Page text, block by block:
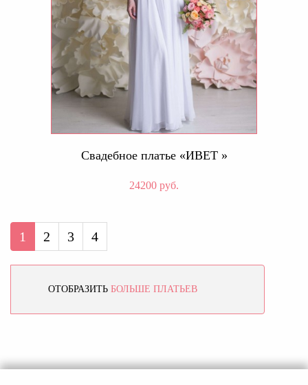
Свадебное платье «ИВЕТ »
24200 руб.
1 2 3 4
ОТОБРАЗИТЬ БОЛЬШЕ ПЛАТЬЕВ